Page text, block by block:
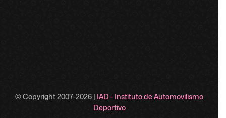
© Copyright 2007-2026 | IAD - Instituto de Automovilismo
Deportivo